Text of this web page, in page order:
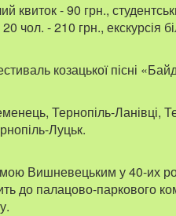
квиток - 90 грн.,
чол. - 210 грн., екскурсія
козацької пісні
Тернопіль-Ланівці,
Луцьк.
Вишневецьким у 40-их
до палацово-паркового